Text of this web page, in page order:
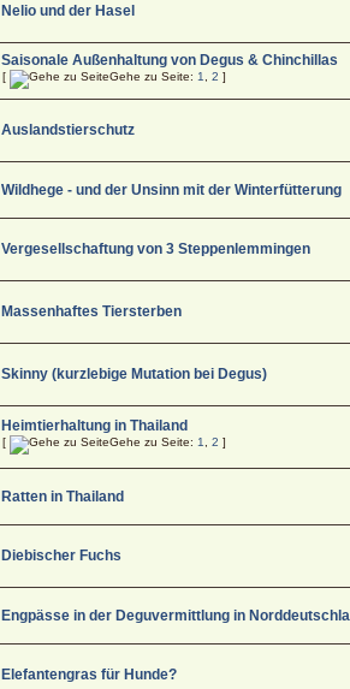
Nelio und der Hasel
Saisonale Außenhaltung von Degus & Chinchillas
[ Gehe zu Seite: 1 ,2 ]
Auslandstierschutz
Wildhege - und der Unsinn mit der Winterfütterung
Vergesellschaftung von 3 Steppenlemmingen
Massenhaftes Tiersterben
Skinny (kurzlebige Mutation bei Degus)
Heimtierhaltung in Thailand
[ Gehe zu Seite: 1 ,2 ]
Ratten in Thailand
Diebischer Fuchs
Engpässe in der Deguvermittlung in
Elefantengras für Hunde?